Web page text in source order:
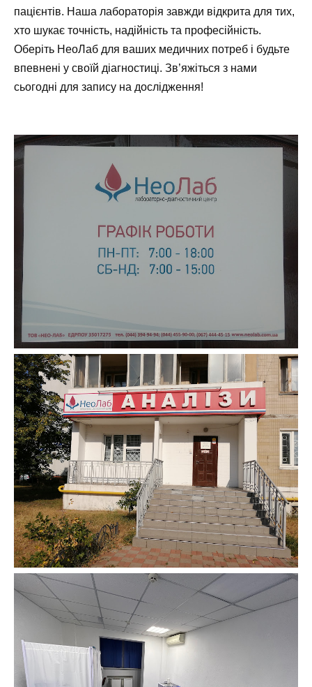
пацієнтів. Наша лабораторія завжди відкрита для тих,
хто шукає точність, надійність та професійність.
Оберіть НеоЛаб для ваших медичних потреб і будьте
впевнені у своїй діагностиці. Зв’яжіться з нами
сьогодні для запису на дослідження!